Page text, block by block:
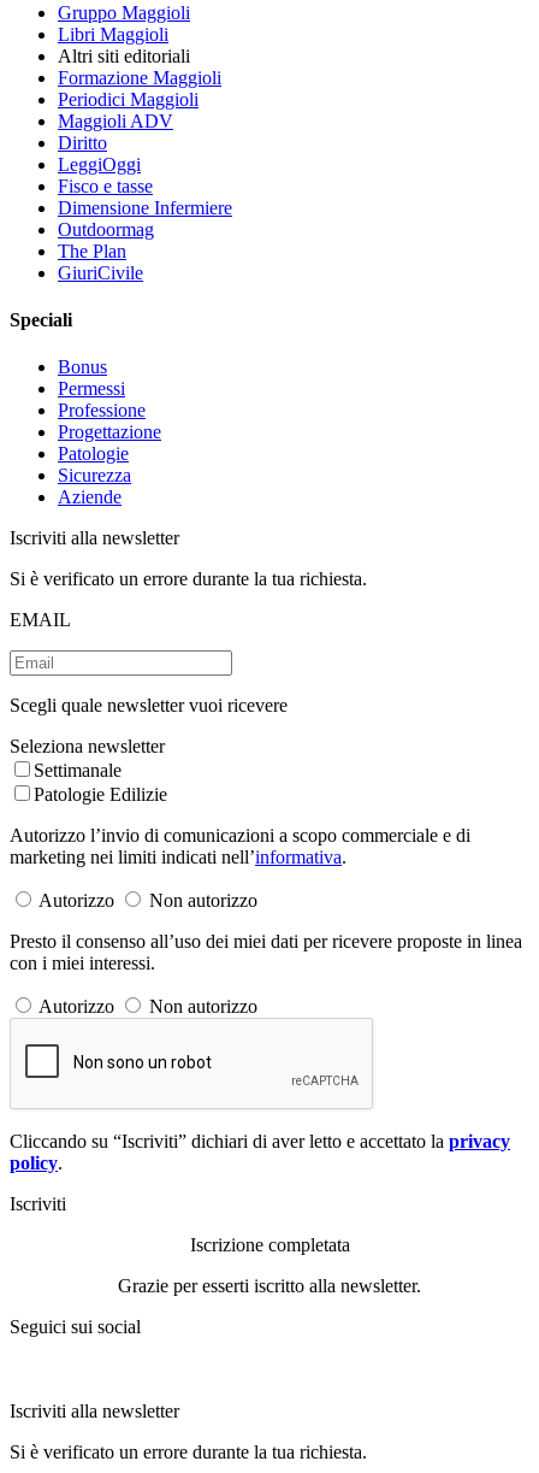
Gruppo Maggioli
Libri Maggioli
Altri siti editoriali
Formazione Maggioli
Periodici Maggioli
Maggioli ADV
Diritto
LeggiOggi
Fisco e tasse
Dimensione Infermiere
Outdoormag
The Plan
GiuriCivile
Speciali
Bonus
Permessi
Professione
Progettazione
Patologie
Sicurezza
Aziende
Iscriviti alla newsletter
Si è verificato un errore durante la tua richiesta.
EMAIL
Scegli quale newsletter vuoi ricevere
Seleziona newsletter
Settimanale
Patologie Edilizie
Autorizzo l’invio di comunicazioni a scopo commerciale e di
marketing nei limiti indicati nell’informativa.
Autorizzo
Non autorizzo
Presto il consenso all’uso dei miei dati per ricevere proposte in linea
con i miei interessi.
Autorizzo Non autorizzo
Cliccando su “Iscriviti” dichiari di aver letto e accettato la privacy
policy.
Iscriviti
Iscrizione completata
Grazie per esserti iscritto alla newsletter.
Seguici sui social
Iscriviti alla newsletter
Si è verificato un errore durante la tua richiesta.